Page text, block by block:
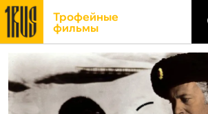
Трофейные
фильмы